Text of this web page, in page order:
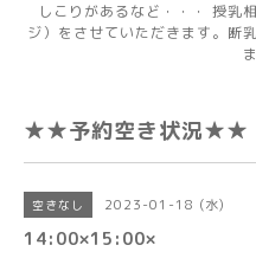
しこりがあるなど・・・ 授乳
ジ）をさせていただきます。断
★★予約空き状況★★
空きなし 2023-01-18 (水)
14:00×15:00×